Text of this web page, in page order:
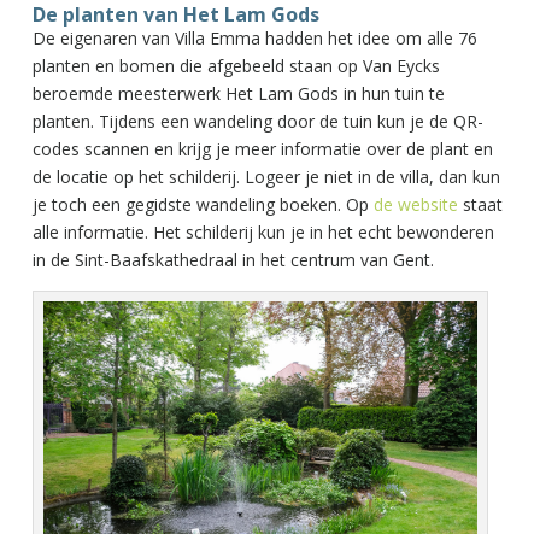
De planten van Het Lam Gods
De eigenaren van Villa Emma hadden het idee om alle 76
planten en bomen die afgebeeld staan op Van Eycks
beroemde meesterwerk Het Lam Gods in hun tuin te
planten. Tijdens een wandeling door de tuin kun je de QR-
codes scannen en krijg je meer informatie over de plant en
de locatie op het schilderij. Logeer je niet in de villa, dan kun
je toch een gegidste wandeling boeken. Op de website staat
alle informatie. Het schilderij kun je in het echt bewonderen
in de Sint-Baafskathedraal in het centrum van Gent.